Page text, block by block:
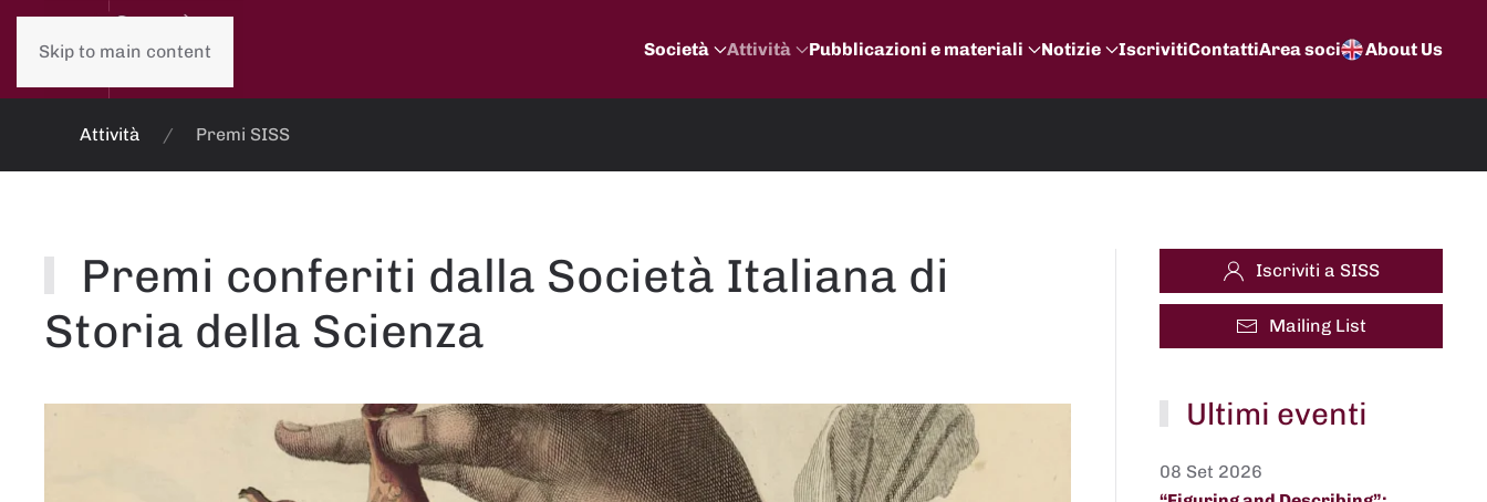
Skip to main content Società Attività Pubblicazioni e materiali Notizie IscrivitiContattiArea soci About Us
Attività Premi SISS
Premi conferiti dalla Società Italiana di
Storia della Scienza
Iscriviti a SISS
Mailing List
Ultimi eventi
08 Set 2026